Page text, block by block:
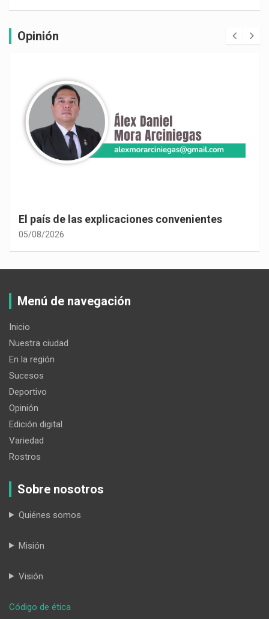
Opinión
El país de las explicaciones convenientes
05/08/2026
Menú de navegación
Inicio
Nuestra ciudad
En la región
Sucesos
Deportivo
Opinión
Edición digital
Variedad
Rostros
Sobre nosotros
Quiénes somos
Misión
Visión
Código de ética